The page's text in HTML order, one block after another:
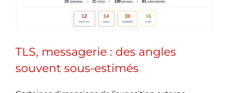
TLS, messagerie : des angles
souvent sous-estimés